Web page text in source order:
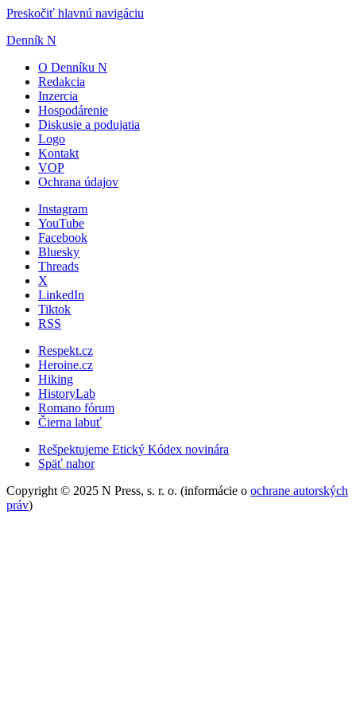
Preskočiť hlavnú navigáciu
Denník N
O Denníku N
Redakcia
Inzercia
Hospodárenie
Diskusie a podujatia
Logo
Kontakt
VOP
Ochrana údajov
Instagram
YouTube
Facebook
Bluesky
Threads
X
LinkedIn
Tiktok
RSS
Respekt.cz
Heroine.cz
Hiking
HistoryLab
Romano fórum
Čierna labuť
Rešpektujeme Etický Kódex novinára
Späť nahor
Copyright © 2025 N Press, s. r. o. (informácie o ochrane autorských
práv)